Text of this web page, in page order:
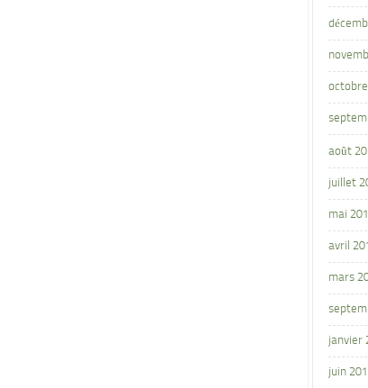
août
juillet
mai
avril
mars
janvier
juin